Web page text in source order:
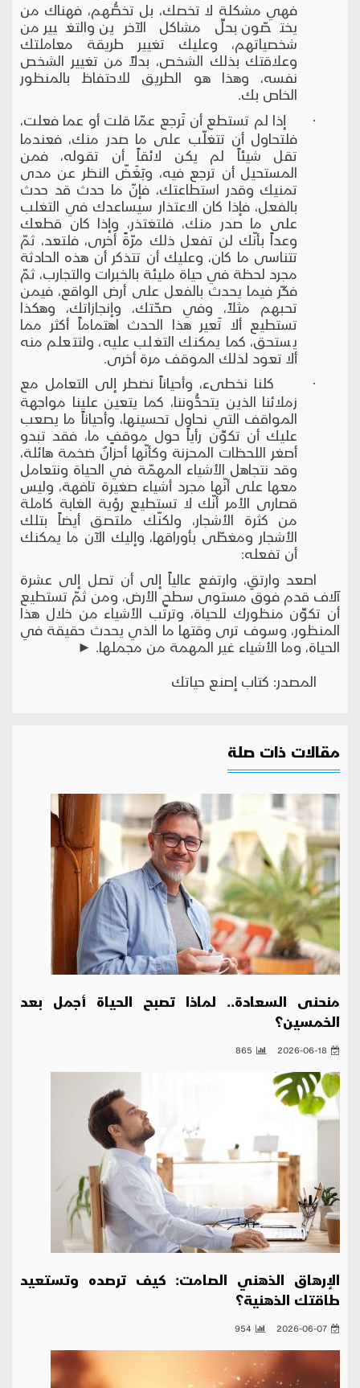
فهي مشكلة لا تخصك، بل تخصُّهم، فهناك من
يختصّون بحلِّ مشاكل الآخرين والتغيير من
شخصياتهم، وعليك تغيير طريقة معاملتك
وعلاقتك بذلك الشخص، بدلاً من تغيير الشخص
نفسه، وهذا هو الطريق للاحتفاظ بالمنظور
الخاص بك.
· إذا لم تستطع أن تَرجع عمّا قلت أو عما فعلت،
فلتحاول أن تتغلّب على ما صدر منك، فعندما
تقل شيئاً لم يكن لائقاً أن تقوله، فمن
المستحيل أن ترجع فيه، وبَغَضّ النظر عن مدى
تمنيك وقدر استطاعتك، فإنّ ما حدث قد حدث
بالفعل، فإذا كان الاعتذار سيساعدك في التغلب
على ما صدر منك، فلتغتذر، وإذا كان قطعك
وعداً بأنّك لن تفعل ذلك مرّةً أخرى، فلتعد، ثمّ
تتناسى ما كان، وعليك أن تتذكر أن هذه الحادثة
مجرد لحظة في حياة مليئة بالخبرات والتجارب، ثمّ
فكّر فيما يحدث بالفعل على أرض الواقع، فيمن
تحبهم مثلاً، وفي صحّتك، وإنجازاتك، وهكذا
تستطيع ألا تَعير هذا الحدث اهتماماً أكثر مما
يستحق، كما يمكنك التغلب عليه، ولتتعلم منه
ألا تعود لذلك الموقف مرة أخرى.
· كلنا نخطىء، وأحياناً نضطر إلى التعامل مع
زملائنا الذين يتحدُّوننا، كما يتعين علينا مواجهة
المواقف التي نحاول تحسينها، وأحياناً ما يصعب
عليك أن تكوِّن رأياً حول موقفٍ ما، فقد تبدو
أصغر اللحظات المحزنة وكأنّها أحزانٌ ضخمة هائلة،
وقد نتجاهل الأشياء المهمّة في الحياة ونتعامل
معها على أنّها مجرد أشياء صغيرة تافهة، وليس
قصارى الأمر أنّك لا تستطيع رؤية الغابة كاملة
من كثرة الأشجار، ولكنّك ملتصق أيضاً بتلك
الأشجار ومغطّى بأوراقها، وإليك الآن ما يمكنك
أن تفعله:
اصعد وارتقِ، وارتفع عالياً إلى أن تصل إلى عشرة
آلاف قدم فوق مستوى سطح الأرض، ومن ثمّ تستطيع
أن تكوِّن منظورك للحياة، وترتّب الأشياء من خلال هذا
المنظور، وسوف ترى وقتها ما الذي يحدث حقيقة في
الحياة، وما الأشياء غير المهمة من مجملها. ►
المصدر: كتاب إصنع حياتك
مقالات ذات صلة
منحنى السعادة.. لماذا تصبح الحياة أجمل بعد
الخمسين؟
2026-06-18
865
الإرهاق الذهني الصامت: كيف ترصده وتستعيد
طاقتك الذهنية؟
2026-06-07
954